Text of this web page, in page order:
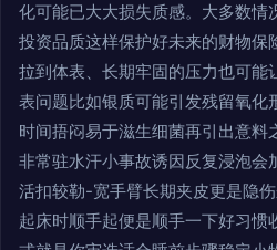
化可能已大大损失质感。大多数情
投资品质这样保护好未来的财物保
拉到体表、长期牢固的压力也可能
表问题比如银质可能引发残留氧化
时间捂闷易于滋生细菌再引出意料
非常驻水汗小事故诱因反复浸泡会
活扣较勒-宽手臂长期夹皮更是隐
起床时顺手起便是顺手一下好习惯